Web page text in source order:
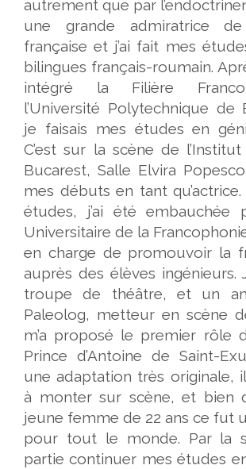
autrement que par
une grande admiratrice
française et j’ai fait mes
bilingues français-roumain.
intégré la Filière
l’Université Polytechnique de
je faisais mes études en
C’est sur la scène de
Bucarest, Salle Elvira
mes débuts en tant
études, j’ai été embauchée
Universitaire de la Francophonie
en charge de promouvoir la
auprès des élèves ingénieurs.
troupe de théâtre, et un
Paleolog, metteur en scène
m’a proposé le premier rôle
Prince d’Antoine de Saint-
une adaptation très originale, il
à monter sur scène, et bien
jeune femme de 22 ans ce fut
pour tout le monde. Par la
partie continuer mes études